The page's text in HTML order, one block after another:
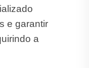
e garantir
a